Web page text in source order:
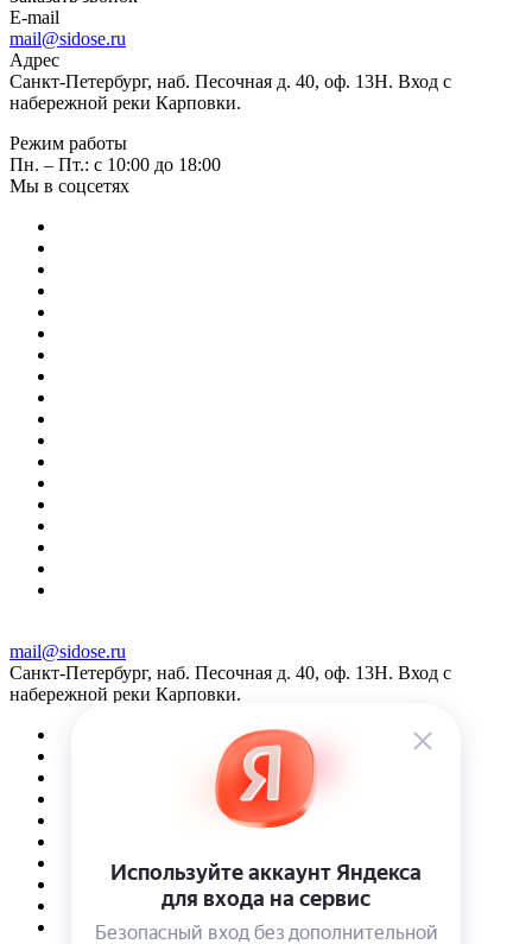
E-mail
mail@sidose.ru
Адрес
Санкт-Петербург, наб. Песочная д. 40, оф. 13Н. Вход с
набережной реки Карповки.
Режим работы
Пн. – Пт.: с 10:00 до 18:00
Мы в соцсетях
mail@sidose.ru
Санкт-Петербург, наб. Песочная д. 40, оф. 13Н. Вход с
набережной реки Карповки.